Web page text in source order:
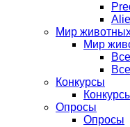
Мир
Мир
Конкурсы
Опросы
Опросы